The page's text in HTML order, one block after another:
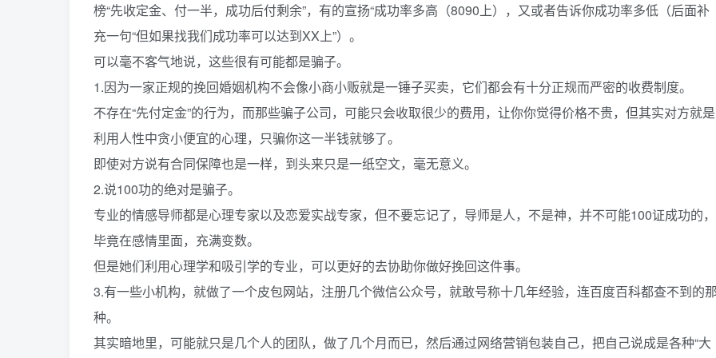
榜“先收定金、付一半，成功后付剩余”，有的宣扬“成功率多高（8090上），又或者告诉你成功率多低（后面补
充一句“但如果找我们成功率可以达到XX上”）。
可以毫不客气地说，这些很有可能都是骗子。
1.因为一家正规的挽回婚姻机构不会像小商小贩就是一锤子买卖，它们都会有十分正规而严密的收费制度。
不存在“先付定金”的行为，而那些骗子公司，可能只会收取很少的费用，让你你觉得价格不贵，但其实对方就是
利用人性中贪小便宜的心理，只骗你这一半钱就够了。
即使对方说有合同保障也是一样，到头来只是一纸空文，毫无意义。
2.说100功的绝对是骗子。
专业的情感导师都是心理专家以及恋爱实战专家，但不要忘记了，导师是人，不是神，并不可能100证成功的，
毕竟在感情里面，充满变数。
但是她们利用心理学和吸引学的专业，可以更好的去协助你做好挽回这件事。
3.有一些小机构，就做了一个皮包网站，注册几个微信公众号，就敢号称十几年经验，连百度百科都查不到的
种。
其实暗地里，可能就只是几个人的团队，做了几个月而已，然后通过网络营销包装自己，把自己说成是各种“大